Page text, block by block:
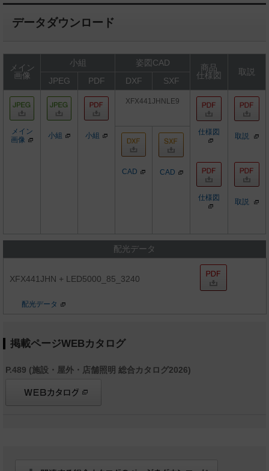
データダウンロード
メイン
画像
小組 姿図CAD
商品
仕様図
取説
JPEG
PDF DXF SXF
メイン
画像
小組 小組
XFX441JHNLE9
仕様図
仕様図
取説
取説
CAD CAD
配光データ
XFX441JHN + LED5000_85_3240
配光データ
掲載ページWEBカタログ
P.489 (施設・屋外・店舗照明 総合カタログ2026)